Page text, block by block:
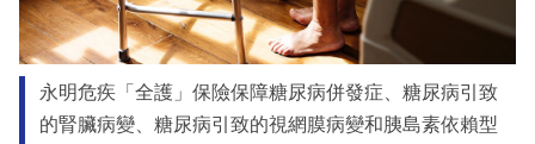
永明危疾「全護」保險保障糖尿病併發症、糖尿病引致
的腎臟病變、糖尿病引致的視網膜病變和胰島素依賴型